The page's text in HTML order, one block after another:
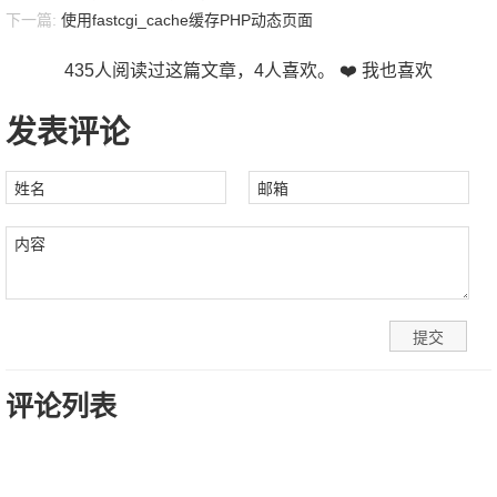
下一篇: 使用fastcgi_cache缓存PHP动态页面
435人阅读过这篇文章， 4人喜欢。 ❤️ 我也喜欢
发表评论
姓名 邮箱
内容
评论列表